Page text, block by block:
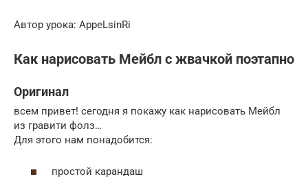
Автор урока: AppeLsinRi
Как нарисовать Мейбл с жвачкой поэтапно
Оригинал
всем привет! сегодня я покажу как нарисовать Мейбл
из гравити фолз…
Для этого нам понадобится:
простой карандаш